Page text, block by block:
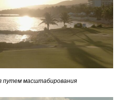
путем масштабирования